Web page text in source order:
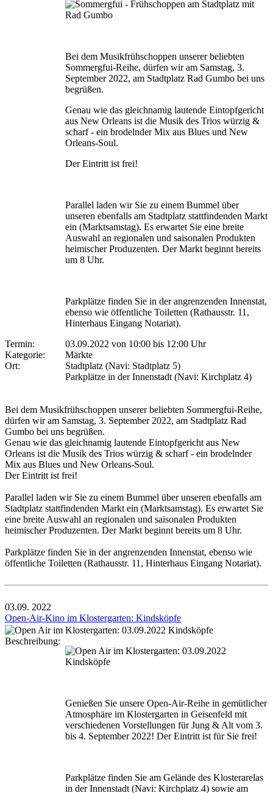
Bei dem Musikfrühschoppen unserer beliebten
Sommergfui-Reihe, dürfen wir am Samstag, 3.
September 2022, am Stadtplatz Rad Gumbo bei uns
begrüßen.
Genau wie das gleichnamig lautende Eintopfgericht
aus New Orleans ist die Musik des Trios würzig &
scharf - ein brodelnder Mix aus Blues und New
Orleans-Soul.
Der Eintritt ist frei!
Parallel laden wir Sie zu einem Bummel über
unseren ebenfalls am Stadtplatz stattfindenden Markt
ein (Marktsamstag). Es erwartet Sie eine breite
Auswahl an regionalen und saisonalen Produkten
heimischer Produzenten. Der Markt beginnt bereits
um 8 Uhr.
Parkplätze finden Sie in der angrenzenden Innenstat,
ebenso wie öffentliche Toiletten (Rathausstr. 11,
Hinterhaus Eingang Notariat).
Termin:
03.09.2022 von 10:00 bis 12:00 Uhr
Kategorie:
Märkte
Ort:
Stadtplatz (Navi: Stadtplatz 5)
Parkplätze in der Innenstadt (Navi: Kirchplatz 4)
Bei dem Musikfrühschoppen unserer beliebten Sommergfui-Reihe,
dürfen wir am Samstag, 3. September 2022, am Stadtplatz Rad
Gumbo bei uns begrüßen.
Genau wie das gleichnamig lautende Eintopfgericht aus New
Orleans ist die Musik des Trios würzig & scharf - ein brodelnder
Mix aus Blues und New Orleans-Soul.
Der Eintritt ist frei!
Parallel laden wir Sie zu einem Bummel über unseren ebenfalls am
Stadtplatz stattfindenden Markt ein (Marktsamstag). Es erwartet Sie
eine breite Auswahl an regionalen und saisonalen Produkten
heimischer Produzenten. Der Markt beginnt bereits um 8 Uhr.
Parkplätze finden Sie in der angrenzenden Innenstat, ebenso wie
öffentliche Toiletten (Rathausstr. 11, Hinterhaus Eingang Notariat).
03.09. 2022
Open-Air-Kino im Klostergarten: Kindsköpfe
Beschreibung:
Genießen Sie unsere Open-Air-Reihe in gemütlicher
Atmosphäre im Klostergarten in Geisenfeld mit
verschiedenen Vorstellungen für Jung & Alt vom 3.
bis 4. September 2022! Der Eintritt ist für Sie frei!
Parkplätze finden Sie am Gelände des Klosterarelas
in der Innenstadt (Navi: Kirchplatz 4) sowie am